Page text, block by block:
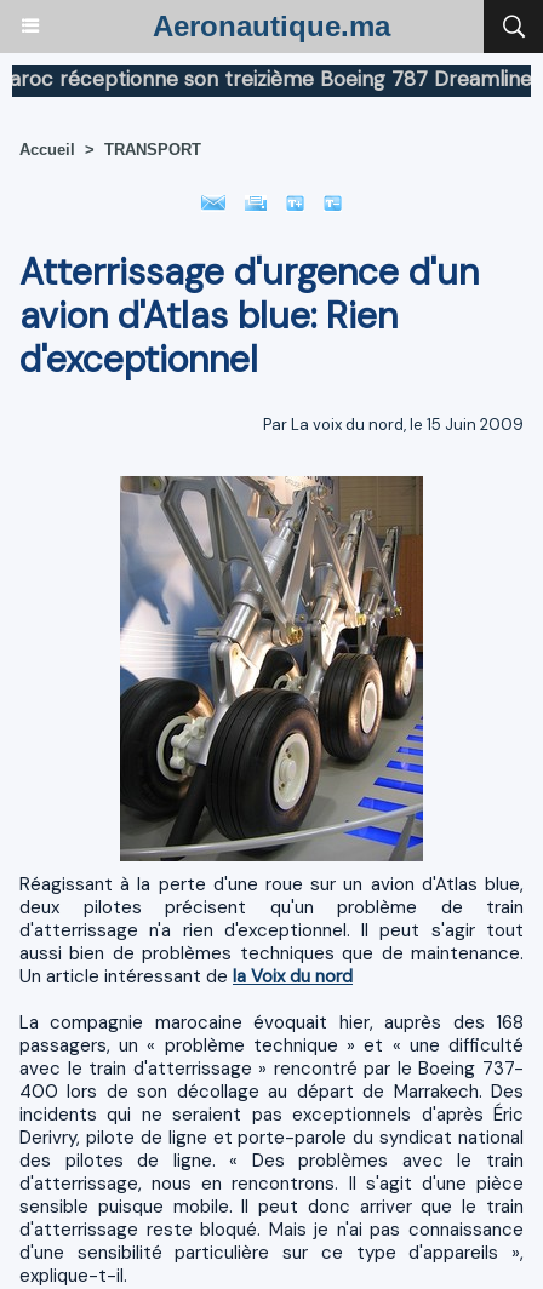
Aeronautique.ma
réceptionne son treizième Boeing 787 Dreamliner
Accueil > TRANSPORT
Atterrissage d'urgence d'un
avion d'Atlas blue: Rien
d'exceptionnel
Par La voix du nord, le 15 Juin 2009
Réagissant à la perte d'une roue sur un avion d'Atlas blue,
deux pilotes précisent qu'un problème de train
d'atterrissage n'a rien d'exceptionnel. Il peut s'agir tout
aussi bien de problèmes techniques que de maintenance.
Un article intéressant de la Voix du nord
La compagnie marocaine évoquait hier, auprès des 168
passagers, un « problème technique » et « une difficulté
avec le train d'atterrissage » rencontré par le Boeing 737-
400 lors de son décollage au départ de Marrakech. Des
incidents qui ne seraient pas exceptionnels d'après Éric
Derivry, pilote de ligne et porte-parole du syndicat national
des pilotes de ligne. « Des problèmes avec le train
d'atterrissage, nous en rencontrons. Il s'agit d'une pièce
sensible puisque mobile. Il peut donc arriver que le train
d'atterrissage reste bloqué. Mais je n'ai pas connaissance
d'une sensibilité particulière sur ce type d'appareils »,
explique-t-il.